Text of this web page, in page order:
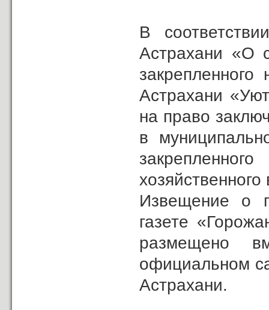
В
Астрахани «О
Астрахани
на право
в
Извещение о
газете
размещено
официальном
Астрахани.